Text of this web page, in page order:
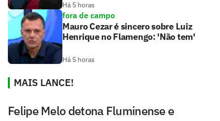
Há 5 horas
fora de campo
Mauro Cezar é sincero sobre Luiz
Henrique no Flamengo: 'Não tem'
Há 5 horas
MAIS LANCE!
Felipe Melo detona Fluminense e